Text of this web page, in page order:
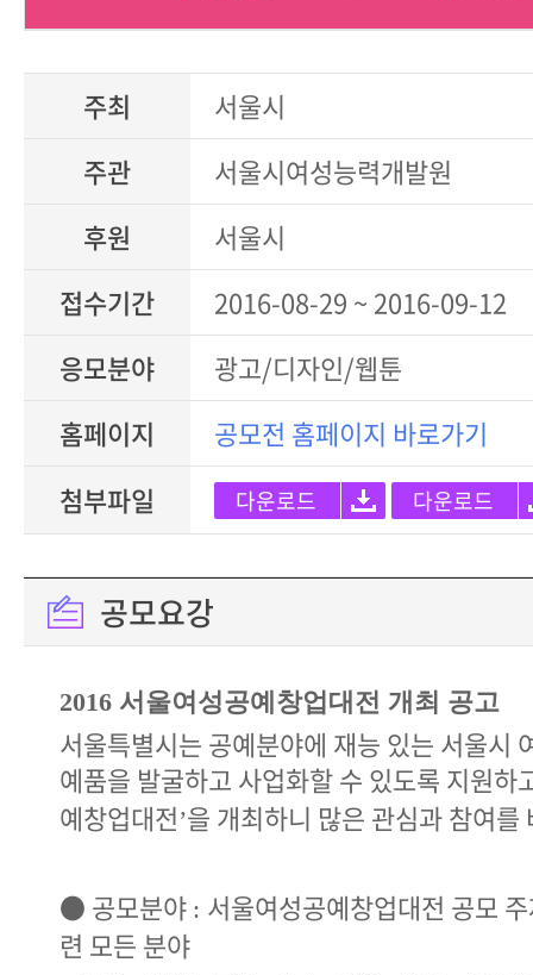
주최
서울시
주관
서울시여성능력개발원
후원
서울시
접수기간
2016-08-29 ~ 2016-09-12
응모분야
광고/디자인/웹툰
홈페이지
공모전 홈페이지 바로가기
첨부파일
다운로드 다운로드
공모요강
2016 서울여성공예창업대전 개최 공고
서울특별시는 공예분야에 재능 있는 서울시
예품을 발굴하고 사업화할 수 있도록 지원하
예창업대전’을 개최하니 많은 관심과 참여를
● 공모분야 : 서울여성공예창업대전 공모
련 모든 분야